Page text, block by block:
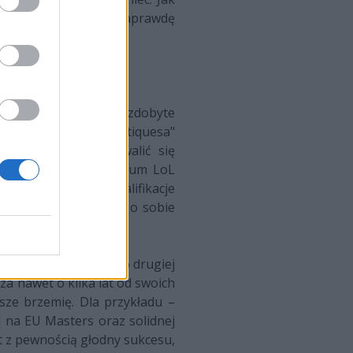
to zyskać mogą naprawdę
doświadczenie zdobyte
i Patryka "Mystiquesa"
może pochwalić się
się na podium LoL
Invitational czy kwalifikacje
ale oni z kolei dali o sobie
o postawienie go po drugiej
nawet o kilka lat od swoich
brzemię. Dla przykładu –
na EU Masters oraz solidnej
pewnością głodny sukcesu,